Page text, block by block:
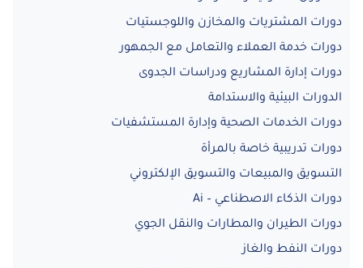
دورات المشتريات والمخازن واللوجستيات
دورات خدمة العملاء والتعامل مع الجمهور
دورات إدارة المشاريع ودراسات الجدوى
الدورات البيئية والاستدامة
دورات الخدمات الصحية وإدارة المستشفيات
دورات تدريبية خاصة بالمرأة
التسويق والمبيعات والتسويق الإلكتروني
دورات الذكاء الاصطناعي – Ai
دورات الطيران والمطارات والنقل الجوي
دورات النفط والغاز